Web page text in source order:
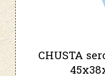
CHUSTA